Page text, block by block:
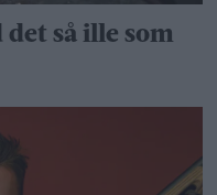
så ille som